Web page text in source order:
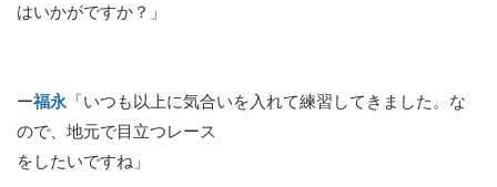
はいかがですか？」
ー福永 「いつも以上に気合いを入れて練習してきました。な
ので、地元で目立つレース
をしたいですね」